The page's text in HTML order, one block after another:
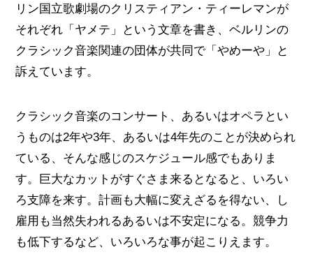
リン国立歌劇場のクリスティアン・ティーレマンが
それぞれ「ヤメテ」という文章を書き、ベルリンの
クラシック音楽関連の団体が共同で「やめーや」と
訴えています。
クラシック音楽のコンサート、あるいはオペラとい
うものは2年や3年、あるいは4年先のことが決められ
ている、そんな感じのスケジュール感でもありま
す。巨大なカットがすぐさま来るとなると、いろい
ろ支障を来す。計画も大幅に変えざるを得ない、し
雇用も当然失われるあるいは不安定になる。競争力
も低下するなど、いろいろな事が起こりえます。